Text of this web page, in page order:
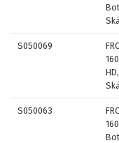
S050069
S050063